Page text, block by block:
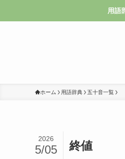
用語
ホーム 用語辞典 五十音一覧
終値
2026
5/05